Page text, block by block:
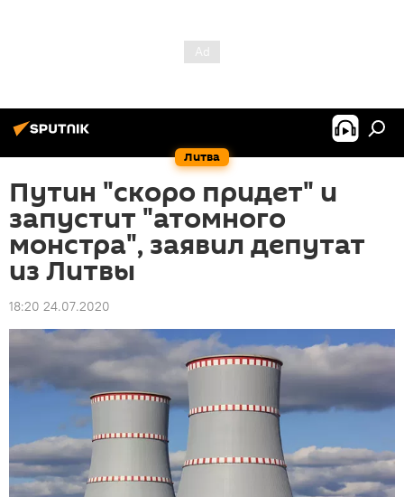
Литва
Путин "скоро придет" и
запустит "атомного
монстра", заявил депутат
из Литвы
18:20 24.07.2020